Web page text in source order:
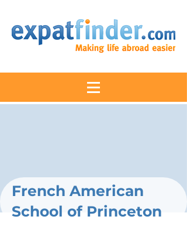
French American
School of Princeton